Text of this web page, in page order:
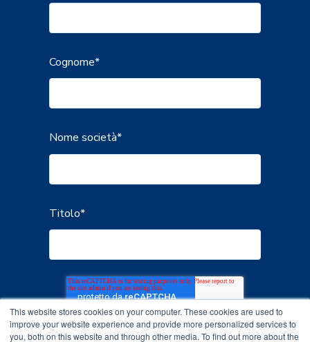
This website stores cookies on your computer. These cookies are used to
improve your website experience and provide more personalized services to
you, both on this website and through other media. To find out more about the
Cognome*
Nome società*
Titolo*